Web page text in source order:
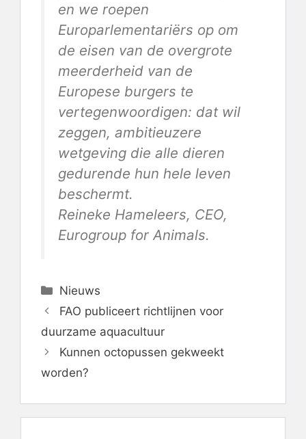
en we roepen
Europarlementariërs op om
de eisen van de overgrote
meerderheid van de
Europese burgers te
vertegenwoordigen: dat wil
zeggen, ambitieuzere
wetgeving die alle dieren
gedurende hun hele leven
beschermt.
Reineke Hameleers, CEO,
Eurogroup for Animals.
Categorieën
Nieuws
FAO publiceert richtlijnen voor
duurzame aquacultuur
Kunnen octopussen gekweekt
worden?